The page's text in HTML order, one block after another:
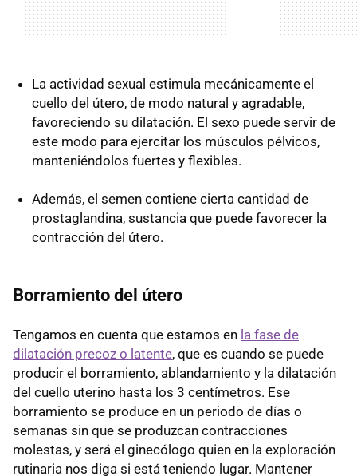
La actividad sexual estimula mecánicamente el
cuello del útero, de modo natural y agradable,
favoreciendo su dilatación. El sexo puede servir de
este modo para ejercitar los músculos pélvicos,
manteniéndolos fuertes y flexibles.
Además, el semen contiene cierta cantidad de
prostaglandina, sustancia que puede favorecer la
contracción del útero.
Borramiento del útero
Tengamos en cuenta que estamos en la fase de
dilatación precoz o latente, que es cuando se puede
producir el borramiento, ablandamiento y la dilatación
del cuello uterino hasta los 3 centímetros. Ese
borramiento se produce en un periodo de días o
semanas sin que se produzcan contracciones
molestas, y será el ginecólogo quien en la exploración
rutinaria nos diga si está teniendo lugar. Mantener